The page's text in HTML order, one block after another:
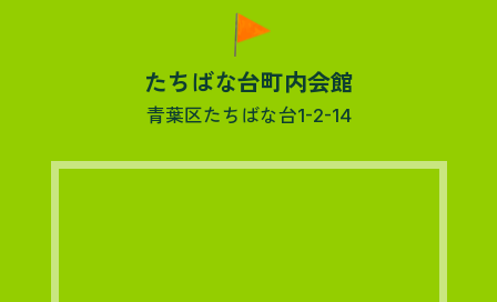
たちばな台町内会館
青葉区たちばな台1-2-14